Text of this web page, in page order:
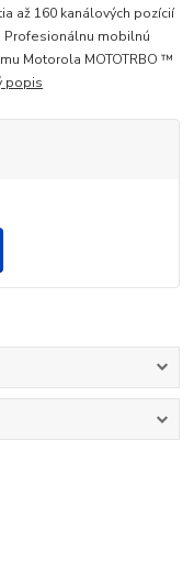
až 160 kanálových pozícií
Profesionálnu mobilnú
Motorola MOTOTRBO ™
popis